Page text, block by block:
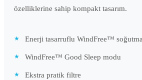
özelliklerine sahip kompakt tasarım.
Enerji tasarruflu WindFree™ soğutma
WindFree™ Good Sleep modu
Ekstra pratik filtre